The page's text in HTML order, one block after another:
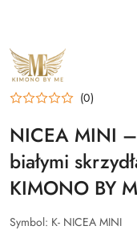
NAZWA
PRODUCENTA:
KIMONO
BY
ME (0)
NICEA MINI
białymi
KIMONO BY
Symbol: K- NICEA MINI